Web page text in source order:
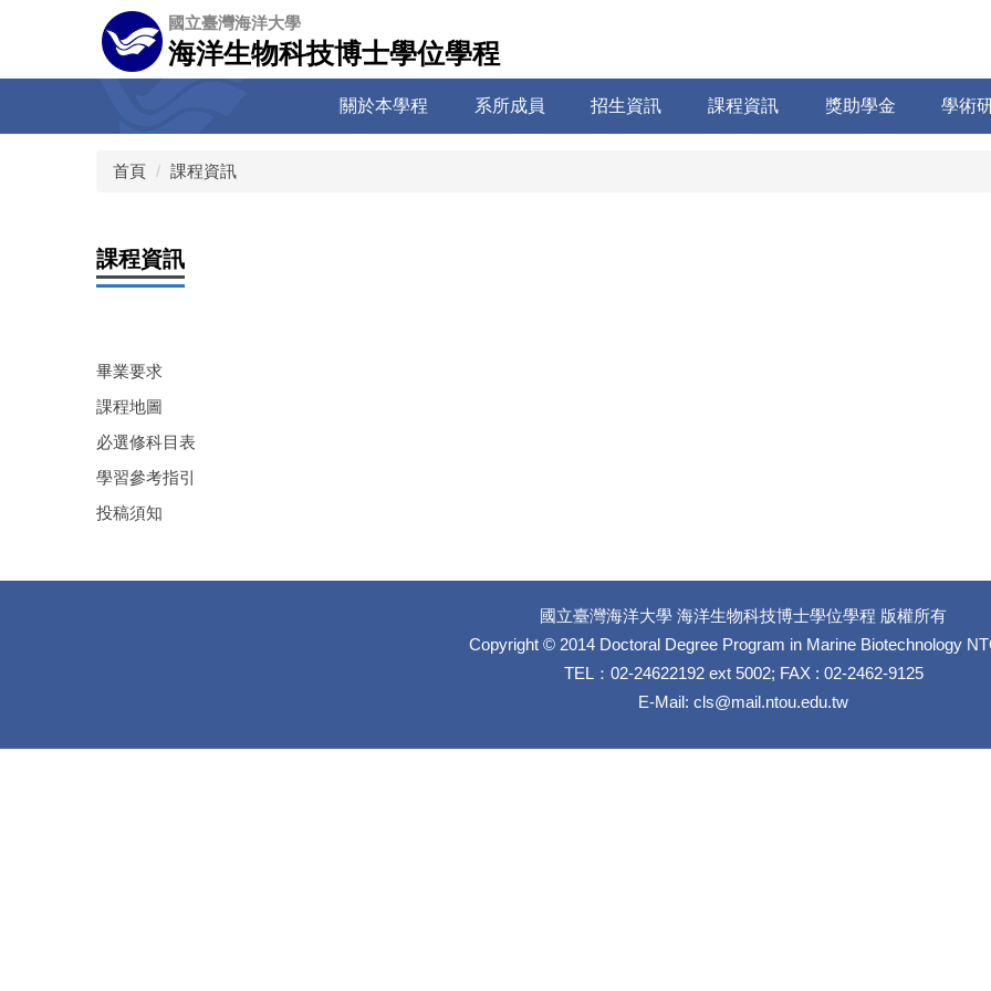
容
國立臺灣海洋大學
海洋生物科技博士學位學程
關於本學程 系所成員 招生資訊 課程資訊 獎助學金 學術
首頁 課程資訊
課程資訊
畢業要求
課程地圖
必選修科目表
學習參考指引
投稿須知
國立臺灣海洋大學 海洋生物科技博士學位學程 版權所有
Copyright © 2014 Doctoral Degree Program in Marine Biotechnology
TEL：02-24622192 ext 5002; FAX : 02-2462-9125
E-Mail: cls@mail.ntou.edu.tw